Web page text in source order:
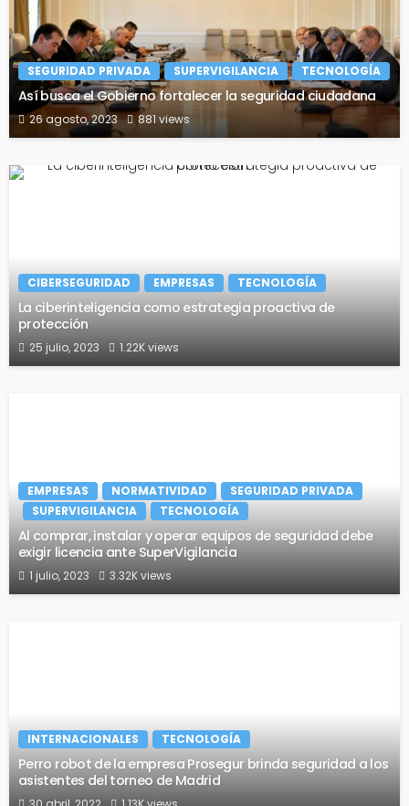
SEGURIDAD PRIVADA SUPERVIGILANCIA TECNOLOGÍA
Así busca el Gobierno fortalecer la seguridad ciudadana
26 agosto, 2023 881 views
CIBERSEGURIDAD EMPRESAS TECNOLOGÍA
La ciberinteligencia como estrategia proactiva de
protección
25 julio, 2023 1.22K views
EMPRESAS NORMATIVIDAD
SEGURIDAD PRIVADA
SUPERVIGILANCIA
TECNOLOGÍA
Al comprar, instalar y operar equipos de seguridad debe
exigir licencia ante SuperVigilancia
1 julio, 2023 3.32K views
INTERNACIONALES TECNOLOGÍA
Perro robot de la empresa Prosegur brinda seguridad a los
asistentes del torneo de Madrid